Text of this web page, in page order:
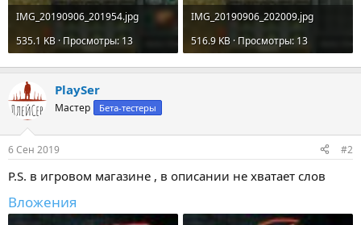
IMG_20190906_201954.jpg
535.1 KB · Просмотры: 13
IMG_20190906_202009.jpg
516.9 KB · Просмотры: 13
PlaySer
Мастер Бета-тестеры
6 Сен 2019 #2
P.S. в игровом магазине , в описании не хватает слов
Вложения